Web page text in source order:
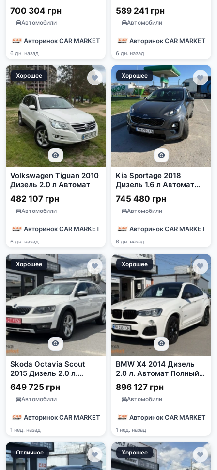
Чорний
700 304 грн
Автомобили
Авторинок CAR MARKET
6 дн. назад
Синий
589 241 грн
Автомобили
Авторинок CAR MARKET
6 дн. назад
Хорошее
Volkswagen Tiguan 2010
Дизель 2.0 л Автомат
482 107 грн
Автомобили
Авторинок CAR MARKET
6 дн. назад
Хорошее
Kia Sportage 2018
Дизель 1.6 л Автомат
Сірий
745 480 грн
Автомобили
Авторинок CAR MARKET
6 дн. назад
Хорошее
Skoda Octavia Scout
2015 Дизель 2.0 л.
Автомат Белый
649 725 грн
Автомобили
Авторинок CAR MARKET
1 нед. назад
Хорошее
BMW X4 2014 Дизель
2.0 л. Автомат Полный
привод Белый
896 127 грн
Автомобили
Авторинок CAR MARKET
1 нед. назад
Отличное Хорошее